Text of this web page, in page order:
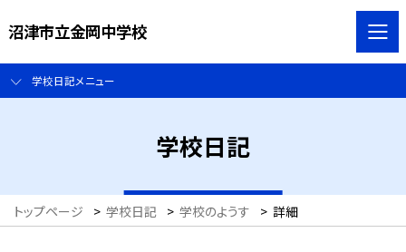
沼津市立金岡中学校
学校日記メニュー
学校日記
トップページ > 学校日記 > 学校のようす > 詳細